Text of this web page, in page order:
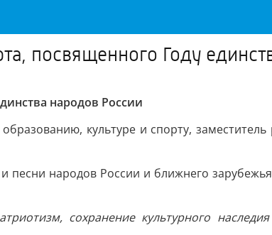
посвященного Году
народов России
культуре и спорту,
народов России и ближнего
сохранение культурного